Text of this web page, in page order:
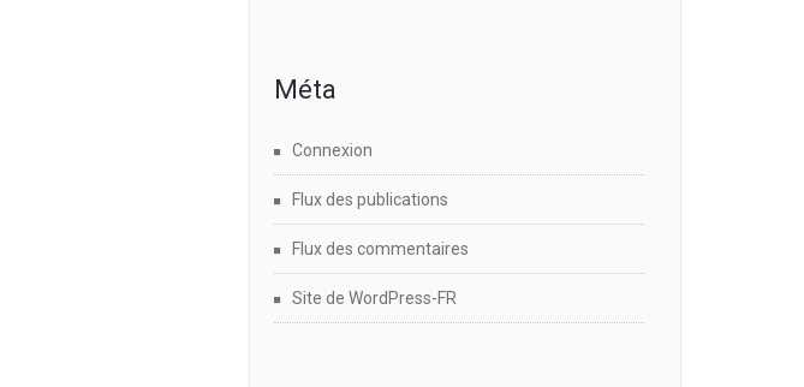
Méta
Connexion
Flux des publications
Flux des commentaires
Site de WordPress-FR